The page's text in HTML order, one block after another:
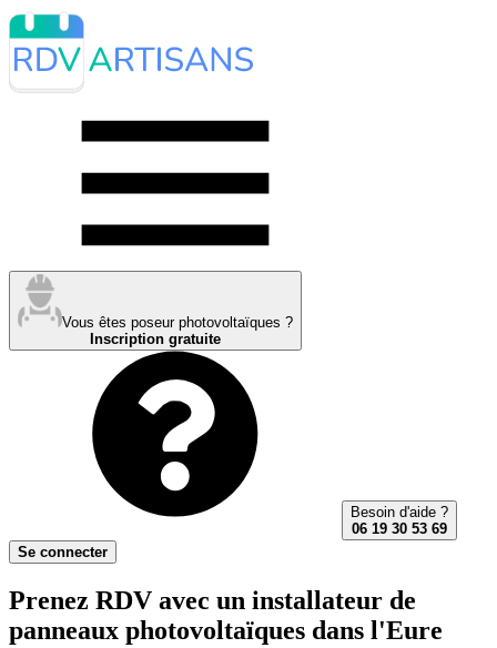
Vous êtes poseur photovoltaïques ?
Inscription gratuite
Besoin d'aide ?
06 19 30 53 69
Se connecter
Prenez RDV avec un installateur de
panneaux photovoltaïques dans l'Eure